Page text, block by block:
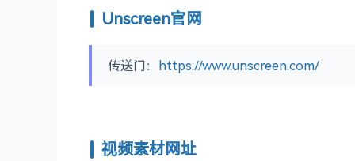
Unscreen官网
传送门： https://www.unscreen.com/
视频素材网址